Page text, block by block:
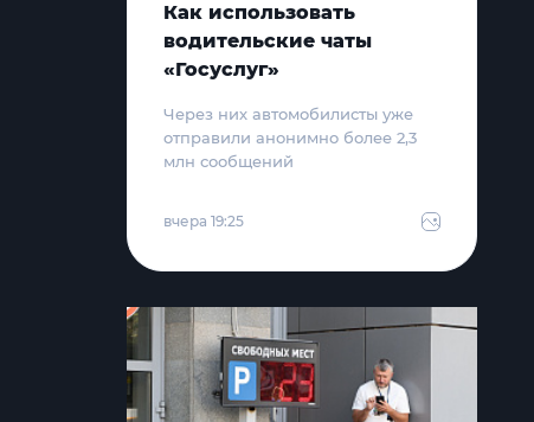
Как использовать
водительские чаты
«Госуслуг»
Через них автомобилисты уже
отправили анонимно более 2,3
млн сообщений
вчера 19:25